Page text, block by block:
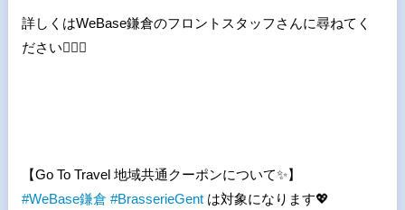
詳しくはWeBase鎌倉のフロントスタッフさんに尋ねてく
ださい💁🏻
【Go To Travel 地域共通クーポンについて✨】
#WeBase鎌倉 #BrasserieGentは対象になります💖